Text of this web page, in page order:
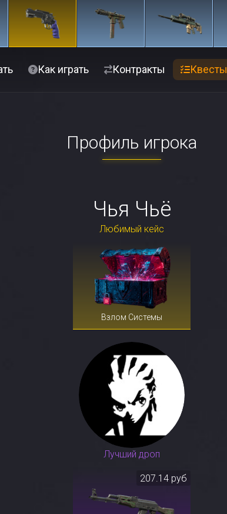
Как играть Контракты Квесты
Профиль игрока
Чья Чьё
Любимый кейс
Взлом Системы
Лучший дроп
207.14 руб